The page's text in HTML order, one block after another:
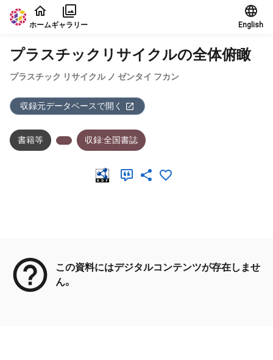
本文に飛ぶ
ホームギャラリー English
プラスチックリサイクルの全体俯瞰
プラスチック リサイクル ノ ゼンタイ フカン
収録元データベースで開く
書籍等 収録:全国書誌
この資料にはデジタルコンテンツが存在しませ
ん。